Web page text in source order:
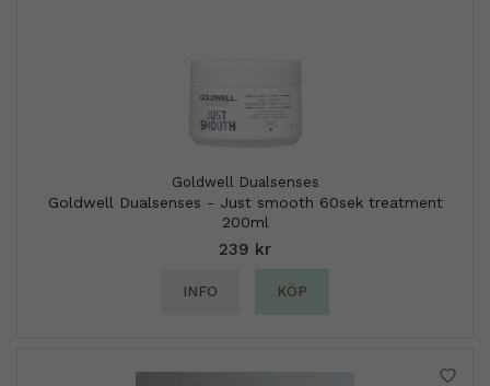
Goldwell Dualsenses
Goldwell Dualsenses - Just smooth 60sek treatment
200ml
239 kr
INFO KÖP